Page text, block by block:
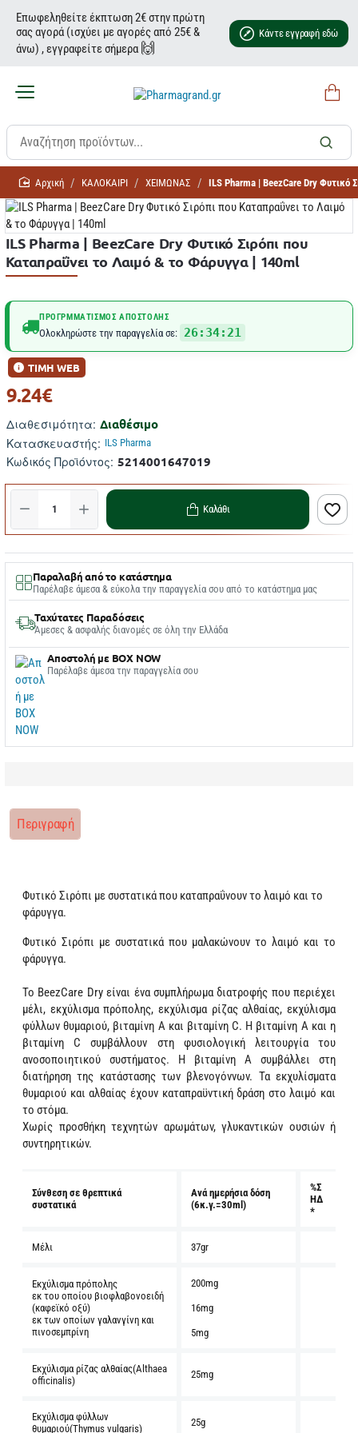
Επωφεληθείτε έκπτωση 2€ στην πρώτη
σας αγορά (ισχύει με αγορές από 25€ &
άνω) , εγγραφείτε σήμερα 🙌
Κάντε εγγραφή εδώ
homeΚΑΛΟΚΑΙΡΙ ΧΕΙΜΩΝΑΣ ILS Pharma | BeezCare Dry Φυτικό
ILS Pharma | BeezCare Dry Φυτικό Σιρόπι που
Καταπραΰνει το Λαιμό & το Φάρυγγα | 140ml
ΠΡΟΓΡΜΜΑΤΙΣΜΌΣ ΑΠΟΣΤΟΛΉΣ
Ολοκληρώστε την παραγγελία σε: 26:34:20
Διαθεσιμότητα: Διαθέσιμο
Κατασκευαστής: ILS Pharma
Κωδικός Προϊόντος: 5214001647019
ΤΙΜΗ WEB
9.24€
Καλάθι
Παραλαβή από το κατάστημα
Παρέλαβε άμεσα & εύκολα την παραγγελία σου από το κατάστημα μας
Ταχύτατες Παραδόσεις
Άμεσες & ασφαλής διανομές σε όλη την Ελλάδα
Αποστολή με BOX NOW
Παρέλαβε άμεσα την παραγγελία σου
Περιγραφή
Φυτικό Σιρόπι με συστατικά που καταπραΰνουν το λαιμό και το
φάρυγγα.
Φυτικό Σιρόπι με συστατικά που μαλακώνουν το λαιμό και το
φάρυγγα.
Το BeezCare Dry είναι ένα συμπλήρωμα διατροφής που περιέχει
μέλι, εκχύλισμα πρόπολης, εκχύλισμα ρίζας αλθαίας, εκχύλισμα
φύλλων θυμαριού, βιταμίνη Α και βιταμίνη C. Η βιταμίνη Α και η
βιταμίνη C συμβάλλουν στη φυσιολογική λειτουργία του
ανοσοποιητικού συστήματος. Η βιταμίνη Α συμβάλλει στη
διατήρηση της κατάστασης των βλενογόννων. Τα εκχυλίσματα
θυμαριού και αλθαίας έχουν καταπραϋντική δράση στο λαιμό και
το στόμα.
Χωρίς προσθήκη τεχνητών αρωμάτων, γλυκαντικών ουσιών ή
συντηρητικών.
Σύνθεση σε θρεπτικά
συστατικά
Ανά ημερήσια δόση
(6κ.γ.=30ml)
%Σ
ΗΔ
*
Μέλι 37gr
Εκχύλισμα πρόπολης
εκ του οποίου βιοφλαβονοειδή
(καφεϊκό οξύ)
εκ των οποίων γαλανγίνη και
πινοσεμπρίνη
200mg
16mg
5mg
Εκχύλισμα ρίζας αλθαίας(Althaea
officinalis)
25mg
Εκχύλισμα φύλλων
θυμαριού(Thymus vulgaris)
25g